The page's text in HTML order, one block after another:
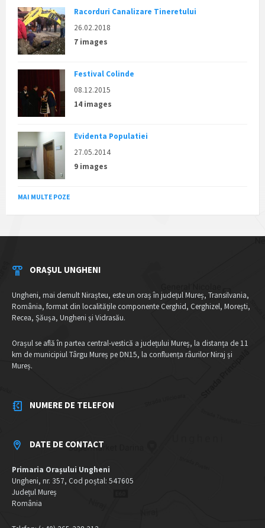
Racorduri Canalizare Tineretului
26.02.2018
7 images
Festival Colinde
08.12.2015
14 images
Evidenta Populatiei
27.05.2014
9 images
MAI MULTE POZE
ORAȘUL UNGHENI
Ungheni, mai demult Nirașteu, este un oraș în județul Mureș, Transilvania,
România, format din localitățile componente Cerghid, Cerghizel, Morești,
Recea, Șăușa, Ungheni și Vidrasău.
Orașul se află în partea central-vestică a județului Mureș, la distanța de 11
km de municipiul Târgu Mureș pe DN15, la confluența râurilor Niraj și
Mureș.
NUMERE DE TELEFON
DATE DE CONTACT
Primaria Orașului Ungheni
Ungheni, nr. 357, Cod poștal: 547605
Județul Mureș
România